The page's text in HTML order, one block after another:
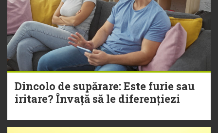
Dincolo de supărare: Este furie sau
iritare? Învață să le diferențiezi